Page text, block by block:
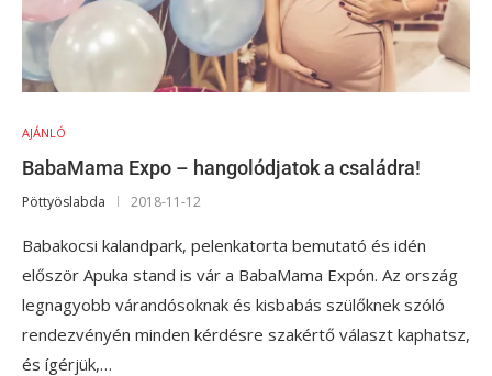
AJÁNLÓ
BabaMama Expo – hangolódjatok a családra!
Pöttyöslabda 2018-11-12
Babakocsi kalandpark, pelenkatorta bemutató és idén
először Apuka stand is vár a BabaMama Expón. Az ország
legnagyobb várandósoknak és kisbabás szülőknek szóló
rendezvényén minden kérdésre szakértő választ kaphatsz,
és ígérjük,…